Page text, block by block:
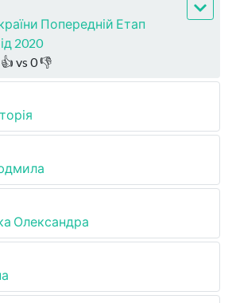
Попередній Етап
2020
👍 vs 0👎
Олександра